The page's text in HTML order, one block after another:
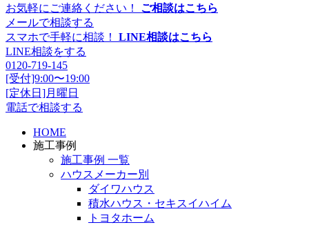
お気軽にご連絡ください！ ご相談はこちら
メールで相談する
スマホで手軽に相談！ LINE相談はこちら
LINE相談をする
0120-719-145
[受付]9:00〜19:00
[定休日]月曜日
電話で相談する
HOME
施工事例
施工事例 一覧
ハウスメーカー別
ダイワハウス
積水ハウス・セキスイハイム
トヨタホーム